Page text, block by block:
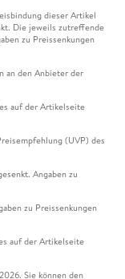
dieser Artikel
Die jeweils zutreffende
zu Preissenkungen
an den Anbieter der
auf der Artikelseite
(UVP) des
Angaben zu
zu Preissenkungen
auf der Artikelseite
Sie können den